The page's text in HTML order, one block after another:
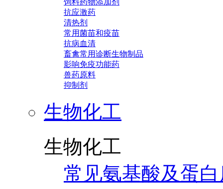
饲料药物添加剂
抗应激药
清热剂
常用菌苗和疫苗
抗病血清
畜禽常用诊断生物制品
影响免疫功能药
兽药原料
抑制剂
生物化工
生物化工
常见氨基酸及蛋